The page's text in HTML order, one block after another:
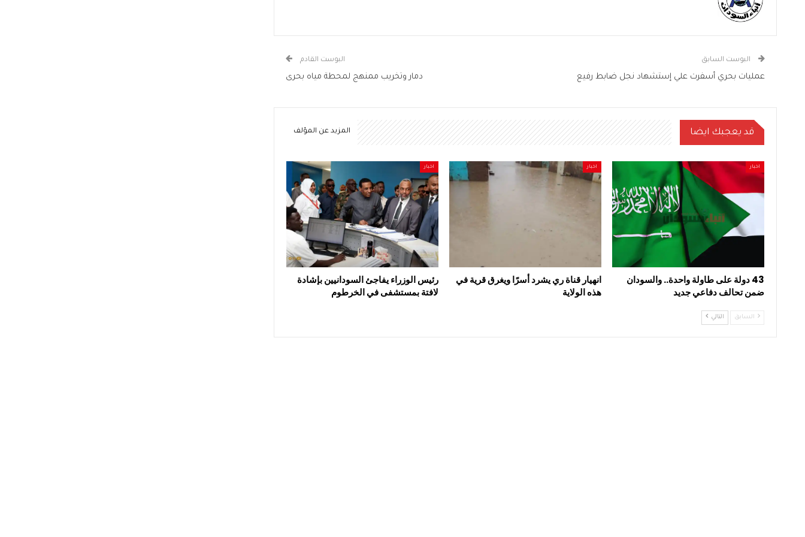
البوست السابق
عمليات بحري أسفرت علي إستشهاد نجل ضابط رفيع
البوست القادم
دمار وتخريب ممنهج لمحطة مياه بحرى
قد يعجبك ايضا المزيد عن المؤلف
اخبار
43 دولة على طاولة واحدة.. والسودان
ضمن تحالف دفاعي جديد
اخبار
انهيار قناة ري يشرد أسرًا ويغرق قرية في
هذه الولاية
اخبار
رئيس الوزراء يفاجئ السودانيين بإشادة
لافتة بمستشفى في الخرطوم
السابق التالي